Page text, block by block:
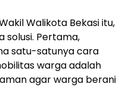
Walikota Bekasi itu,
solusi. Pertama,
satu-satunya cara
warga adalah
agar warga berani